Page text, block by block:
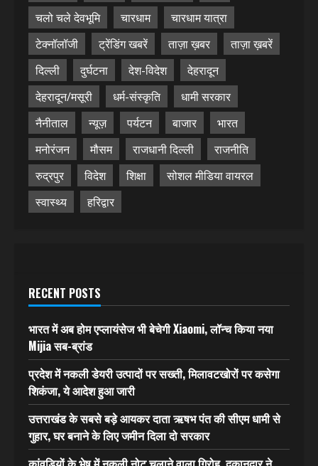
चलो चले देवभूमि
चारधाम
चारधाम यात्रा
टेक्नॉलॉजी
ट्रेंडिंग खबरें ताज़ा ख़बर
ताज़ा ख़बरें
दिल्ली
दुर्घटना देश-विदेश
देहरादून
देहरादून/मसूरी
धर्म-संस्कृति
धामी सरकार
नैनीताल
न्यूज़ पर्यटन बाजार
भारत
मनोरंजन
मौसम राजधानी दिल्ली
राजनीति
रुद्रपुर
विदेश शिक्षा
सोशल मीडिया वायरल
स्वास्थ्य
हरिद्वार
RECENT POSTS
भारत में अब होम एप्लायंसेज भी बेचेगी Xiaomi, लॉन्च किया नया
Mijia सब-ब्रांड
प्रदेश में नकली डेयरी उत्पादों पर सख्ती, मिलावटखोरों पर कसेगा
शिकंजा, ये आदेश हुआ जारी
उत्तराखंड के सबसे बड़े आयकर दाता ऋषभ पंत की सीएम धामी से
गुहार, घर बनाने के लिए जमीन दिला दो सरकार